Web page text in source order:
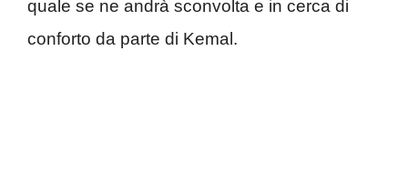
quale se ne andrà sconvolta e in cerca di
conforto da parte di Kemal.